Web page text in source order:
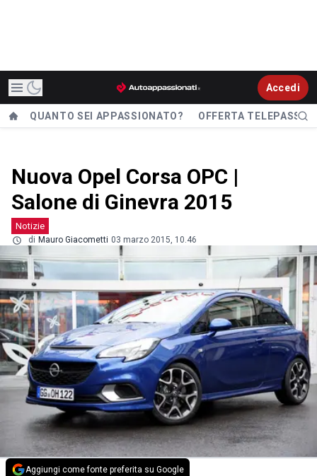
Accedi
QUANTO SEI APPASSIONATO? OFFERTA TELEPASS
Nuova Opel Corsa OPC |
Salone di Ginevra 2015
Notizie
di Mauro Giacometti 03 marzo 2015, 10.46
Aggiungi come fonte preferita su Google